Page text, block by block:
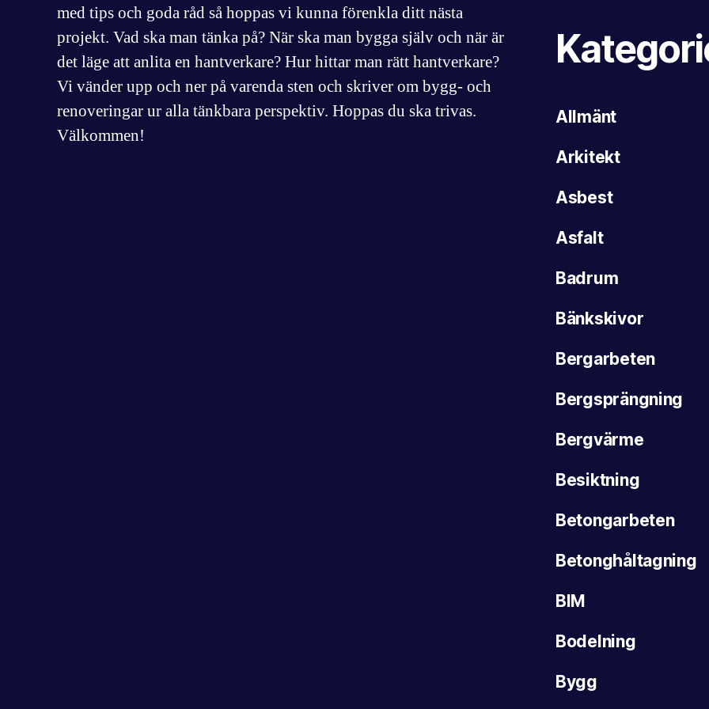
med tips och goda råd så hoppas vi kunna förenkla ditt nästa
projekt. Vad ska man tänka på? När ska man bygga själv och när är
det läge att anlita en hantverkare? Hur hittar man rätt hantverkare?
Vi vänder upp och ner på varenda sten och skriver om bygg- och
renoveringar ur alla tänkbara perspektiv. Hoppas du ska trivas.
Välkommen!
Allmänt
Arkitekt
Asbest
Asfalt
Badrum
Bänkskivor
Bergarbeten
Bergsprängning
Bergvärme
Besiktning
Betongarbeten
Betonghåltagning
BIM
Bodelning
Bygg